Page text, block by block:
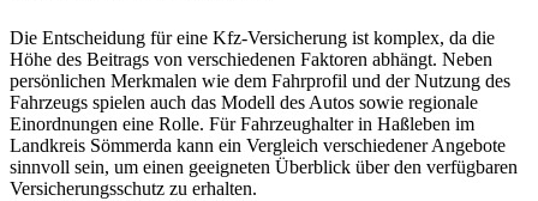
Die Entscheidung für eine Kfz-Versicherung ist komplex, da die
Höhe des Beitrags von verschiedenen Faktoren abhängt. Neben
persönlichen Merkmalen wie dem Fahrprofil und der Nutzung des
Fahrzeugs spielen auch das Modell des Autos sowie regionale
Einordnungen eine Rolle. Für Fahrzeughalter in Haßleben im
Landkreis Sömmerda kann ein Vergleich verschiedener Angebote
sinnvoll sein, um einen geeigneten Überblick über den verfügbaren
Versicherungsschutz zu erhalten.